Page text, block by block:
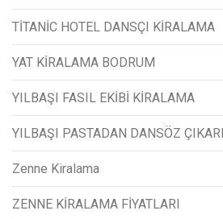
TİTANİC HOTEL DANSÇI KİRALAMA
YAT KİRALAMA BODRUM
YILBAŞI FASIL EKİBİ KİRALAMA
YILBAŞI PASTADAN DANSÖZ
Zenne Kiralama
ZENNE KİRALAMA FİYATLARI